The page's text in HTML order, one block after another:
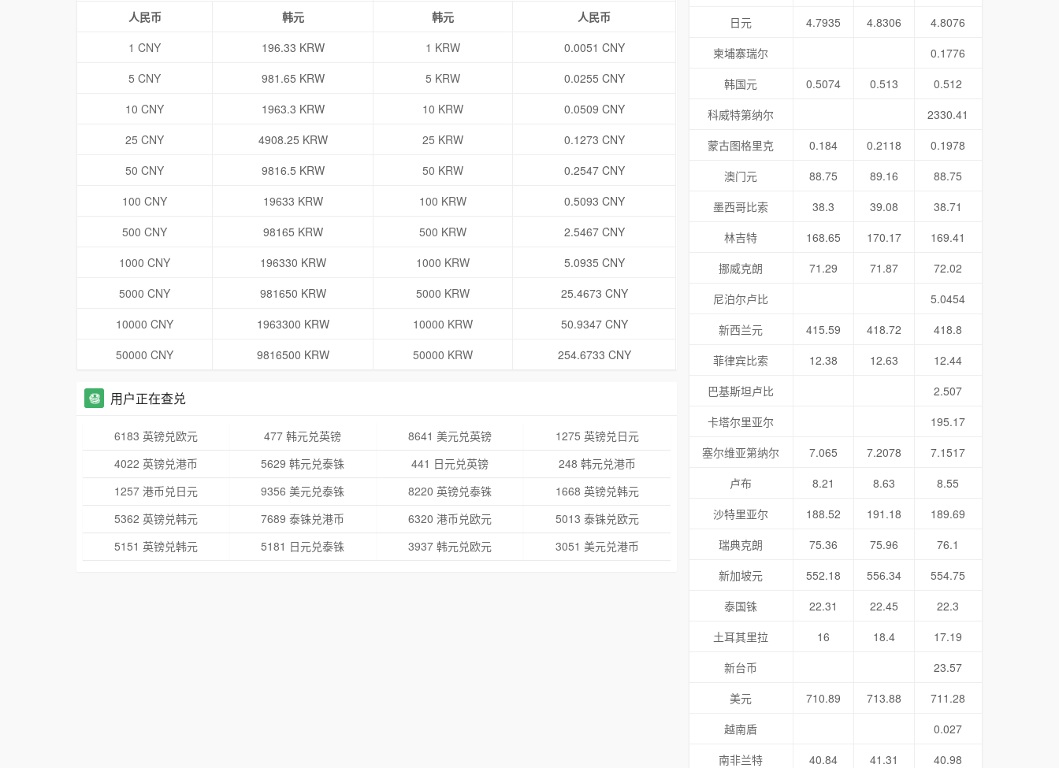
人民币 韩元 韩元
人民币
1 CNY
196.33 KRW 1 KRW
0.0051 CNY
5 CNY
981.65 KRW 5 KRW
0.0255 CNY
10 CNY
1963.3 KRW 10 KRW
0.0509 CNY
25 CNY
4908.25 KRW 25 KRW
0.1273 CNY
50 CNY
9816.5 KRW 50 KRW
0.2547 CNY
100 CNY
19633 KRW 100 KRW
0.5093 CNY
500 CNY
98165 KRW 500 KRW
2.5467 CNY
1000 CNY
196330 KRW 1000 KRW
5.0935 CNY
5000 CNY
981650 KRW 5000 KRW
25.4673 CNY
10000 CNY
1963300 KRW 10000 KRW
50.9347 CNY
50000 CNY
9816500 KRW 50000 KRW 254.6733 CNY
用户正在查兑
6183 英镑兑欧元 477 韩元兑英镑 8641 美元兑英镑
1275 英镑兑日元
4022 英镑兑港币
5629 韩元兑泰铢 441 日元兑英镑
248 韩元兑港币
1257 港币兑日元
9356 美元兑泰铢 8220 英镑兑泰铢
1668 英镑兑韩元
5362 英镑兑韩元
7689 泰铢兑港币 6320 港币兑欧元
5013 泰铢兑欧元
5151 英镑兑韩元
5181 日元兑泰铢 3937 韩元兑欧元 3051 美元兑港币
日元
4.7935 4.8306
4.8076
柬埔寨瑞尔
0.1776
韩国元
0.5074 0.513
0.512
科威特第纳尔
2330.41
蒙古图格里克
0.184 0.2118
0.1978
澳门元
88.75 89.16
88.75
墨西哥比索
38.3 39.08
38.71
林吉特
168.65 170.17
169.41
挪威克朗
71.29 71.87
72.02
尼泊尔卢比
5.0454
新西兰元
415.59 418.72
418.8
菲律宾比索
12.38 12.63
12.44
巴基斯坦卢比
2.507
卡塔尔里亚尔
195.17
塞尔维亚第纳尔
7.065 7.2078
7.1517
卢布
8.21 8.63
8.55
沙特里亚尔
188.52 191.18
189.69
瑞典克朗
75.36 75.96
76.1
新加坡元
552.18 556.34
554.75
泰国铢
22.31 22.45
22.3
土耳其里拉
16 18.4
17.19
新台币
23.57
美元
710.89 713.88
711.28
越南盾
0.027
南非兰特
40.84 41.31
40.98